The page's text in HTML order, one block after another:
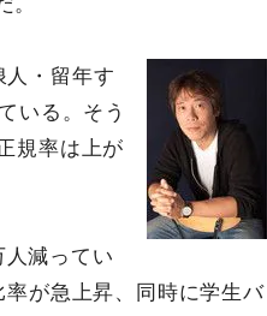
人・留年す
いる。そう
規率は上が
減ってい
が急上昇、同時に学生バ